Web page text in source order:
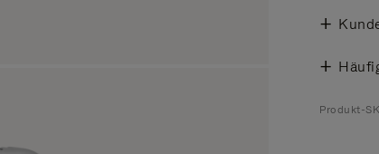
Produkt-